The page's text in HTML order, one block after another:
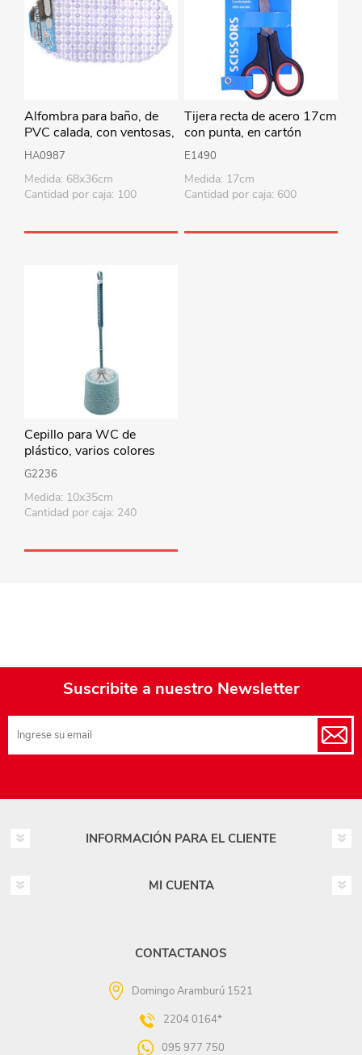
Alfombra para baño, de
PVC calada, con ventosas,
varios colores
HA0987
Medida: 68x36cm
Cantidad por caja: 100
Tijera recta de acero 17cm
con punta, en cartón
E1490
Medida: 17cm
Cantidad por caja: 600
Cepillo para WC de
plástico, varios colores
G2236
Medida: 10x35cm
Cantidad por caja: 240
Suscribite a nuestro Newsletter
INFORMACIÓN PARA EL CLIENTE
MI CUENTA
CONTACTANOS
Domingo Aramburú 1521
2204 0164*
095 977 750